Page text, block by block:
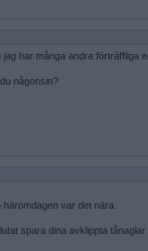
jag har många andra förträffliga
någonsin?
häromdagen var det nära.
spara dina avklippta tånaglar